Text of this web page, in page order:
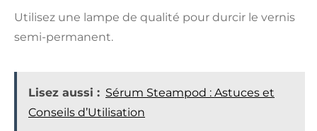
Utilisez une lampe de qualité pour durcir le vernis
semi-permanent.
Lisez aussi : Sérum Steampod : Astuces et
Conseils d’Utilisation